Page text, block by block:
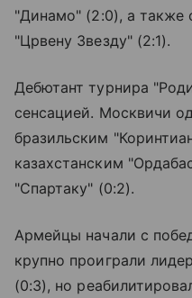
"Динамо" (2:0), а также
"Црвену Звезду" (2:1).
Дебютант турнира
сенсацией. Москвичи
бразильским
казахстанским
"Спартаку" (0:2).
Армейцы начали с
крупно проиграли
(0:3), но